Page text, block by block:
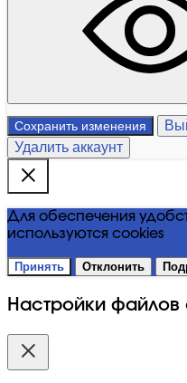
Сохранить изменения
Удалить аккаунт
Для обеспечения
используются cookies
Принять Отклонить
Настройки